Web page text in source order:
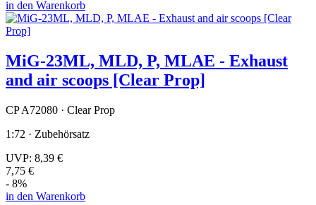
in den Warenkorb
MiG-23ML, MLD, P, MLAE - Exhaust
and air scoops [Clear Prop]
CP A72080 · Clear Prop
1:72 · Zubehörsatz
UVP: 8,39 €
7,75 €
- 8%
in den Warenkorb